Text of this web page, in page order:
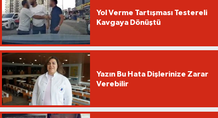
Yol Verme Tartışması Testereli
Kavgaya Dönüştü
Yazın Bu Hata Dişlerinize Zarar
Verebilir